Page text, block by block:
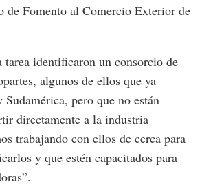
de Fomento al Comercio Exterior de
tarea identificaron un consorcio de
algunos de ellos que ya
pero que no están
directamente a la industria
trabajando con ellos de cerca para
y que estén capacitados para